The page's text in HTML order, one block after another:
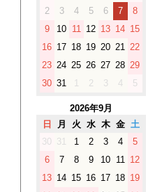
2
3 4 5 6 7
8
9
10 11 12 13 14 15
16 17 18 19 20 21 22
23 24 25 26 27 28 29
30 31 1 2 3 4 5
2026年9月
日 月 火 水 木 金
土
30 31 1 2 3 4
5
6
7 8 9 10 11
12
13 14 15 16 17 18 19